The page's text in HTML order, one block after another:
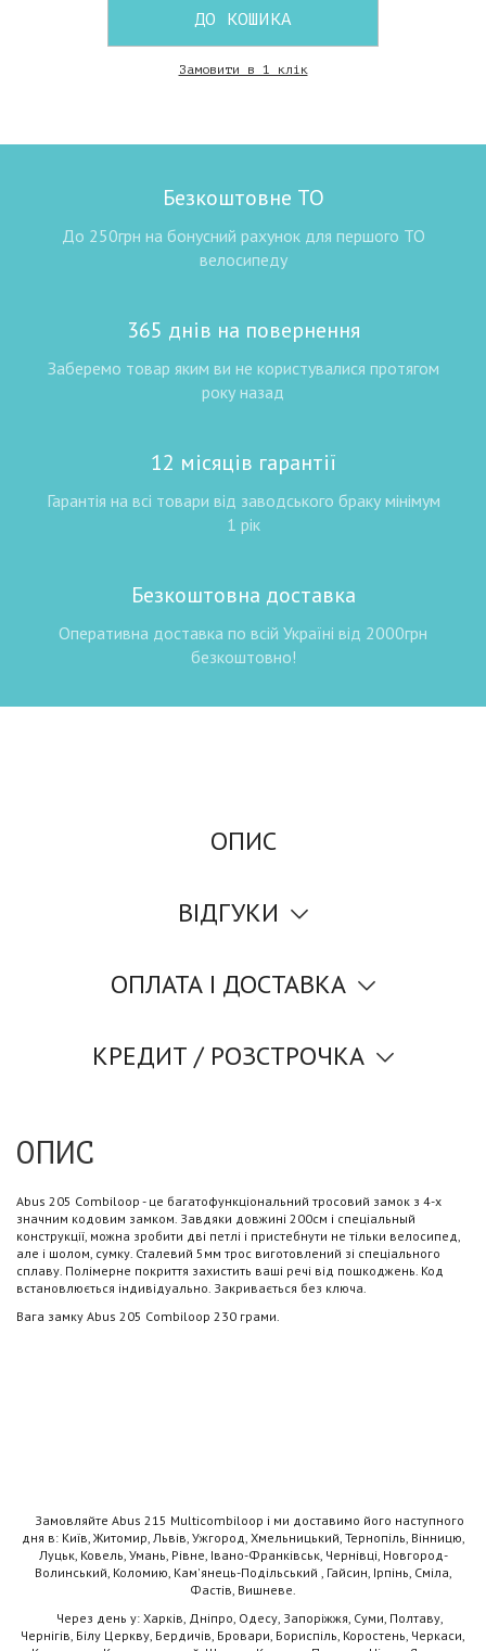
ДО КОШИКА
Замовити в 1 клік
Безкоштовне ТО
До 250грн на бонусний рахунок для першого ТО
велосипеду
365 днів на повернення
Заберемо товар яким ви не користувалися протягом
року назад
12 місяців гарантії
Гарантія на всі товари від заводського браку мінімум
1 рік
Безкоштовна доставка
Оперативна доставка по всій Україні від 2000грн
безкоштовно!
ОПИС
ВІДГУКИ
ОПЛАТА І ДОСТАВКА
КРЕДИТ / РОЗСТРОЧКА
ОПИС
Abus 205 Combiloop - це багатофункціональний тросовий замок з 4-х
значним кодовим замком. Завдяки довжині 200см і спеціальный
конструкції, можна зробити дві петлі і пристебнути не тільки велосипед,
але і шолом, сумку. Сталевий 5мм трос виготовлений зі спеціального
сплаву. Полімерне покриття захистить ваші речі від пошкоджень. Код
встановлюється індивідуально. Закривається без ключа.
Вага замку Abus 205 Combiloop 230 грами.
Замовляйте Abus 215 Multicombiloop і ми доставимо його наступного
дня в: Київ, Житомир, Львів, Ужгород, Хмельницький, Тернопіль, Вінницю,
Луцьк, Ковель, Умань, Рівне, Івано-Франківськ, Чернівці, Новгород-
Волинський, Коломию, Кам'янець-Подільський , Гайсин, Ірпінь, Сміла,
Фастів, Вишневе.
Через день у: Харків, Дніпро, Одесу, Запоріжжя, Суми, Полтаву,
Чернігів, Білу Церкву, Бердичів, Бровари, Бориспіль, Коростень, Черкаси,